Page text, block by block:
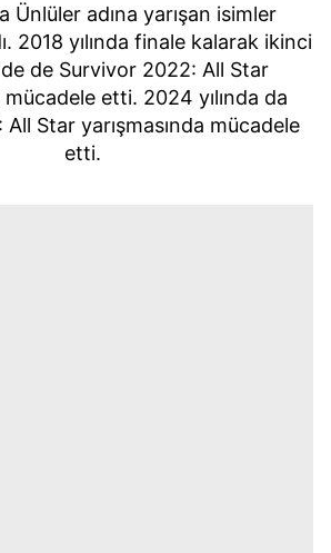
Ünlüler adına yarışan isimler
2018 yılında finale kalarak ikinci
de Survivor 2022: All Star
mücadele etti. 2024 yılında da
Star yarışmasında mücadele
etti.